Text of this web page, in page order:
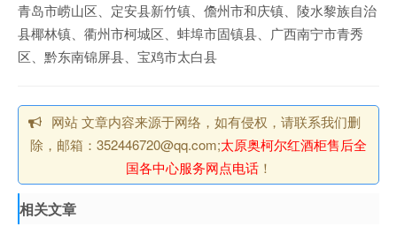
青岛市崂山区、定安县新竹镇、儋州市和庆镇、陵水黎族自治
县椰林镇、衢州市柯城区、蚌埠市固镇县、广西南宁市青秀
区、黔东南锦屏县、宝鸡市太白县
网站 文章内容来源于网络，如有侵权，请联系我们删
除，邮箱：352446720@qq.com;太原奥柯尔红酒柜售后全
国各中心服务网点电话！
相关文章